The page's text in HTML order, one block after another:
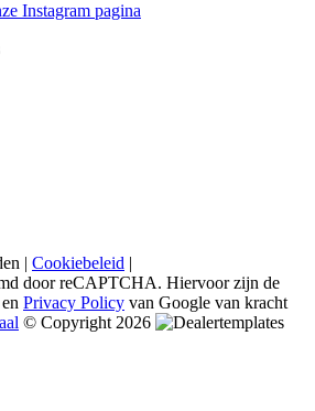
Instagram pagina
| Cookiebeleid |
door reCAPTCHA. Hiervoor zijn de
en Privacy Policy van Google van kracht
© Copyright 2026